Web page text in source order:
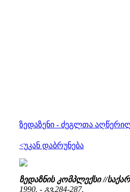
ზედაზენი - ძეგლთა
<უკან დაბრუნება
ზედაზნის კომპლექსი //
1990. - გვ.284-287.